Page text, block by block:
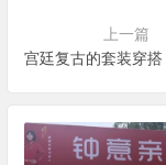
上一篇